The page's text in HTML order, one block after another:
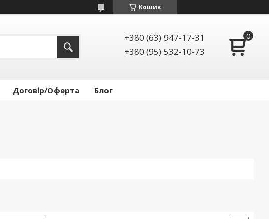
Кошик
+380 (63) 947-17-31
+380 (95) 532-10-73
Договір/Оферта Блог